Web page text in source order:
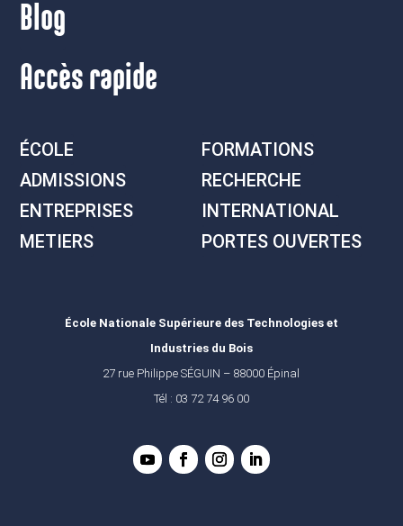
Blog
Accès rapide
ÉCOLE
FORMATIONS
ADMISSIONS
RECHERCHE
ENTREPRISES
INTERNATIONAL
METIERS
PORTES OUVERTES
École Nationale Supérieure des Technologies et
Industries du Bois
27 rue Philippe SÉGUIN – 88000 Épinal
Tél : 03 72 74 96 00